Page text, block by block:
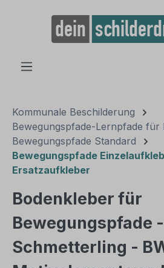
springen
Kommunale Beschilderung
Bewegungspfade-Lernpfade für
Bewegungspfade Standard
Bewegungspfade
Ersatzaufkleber
Bodenkleber für
Bewegungspfade -
Schmetterling -